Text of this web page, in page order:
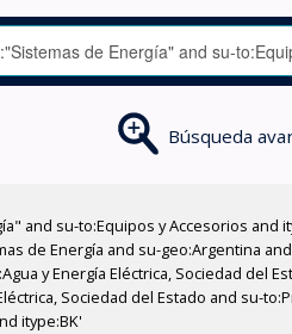
Búsqueda
and su-to:Equipos y Accesorios and
de Energía and su-geo:Argentina
y Energía Eléctrica, Sociedad del
Sociedad del Estado and su-
itype:BK'